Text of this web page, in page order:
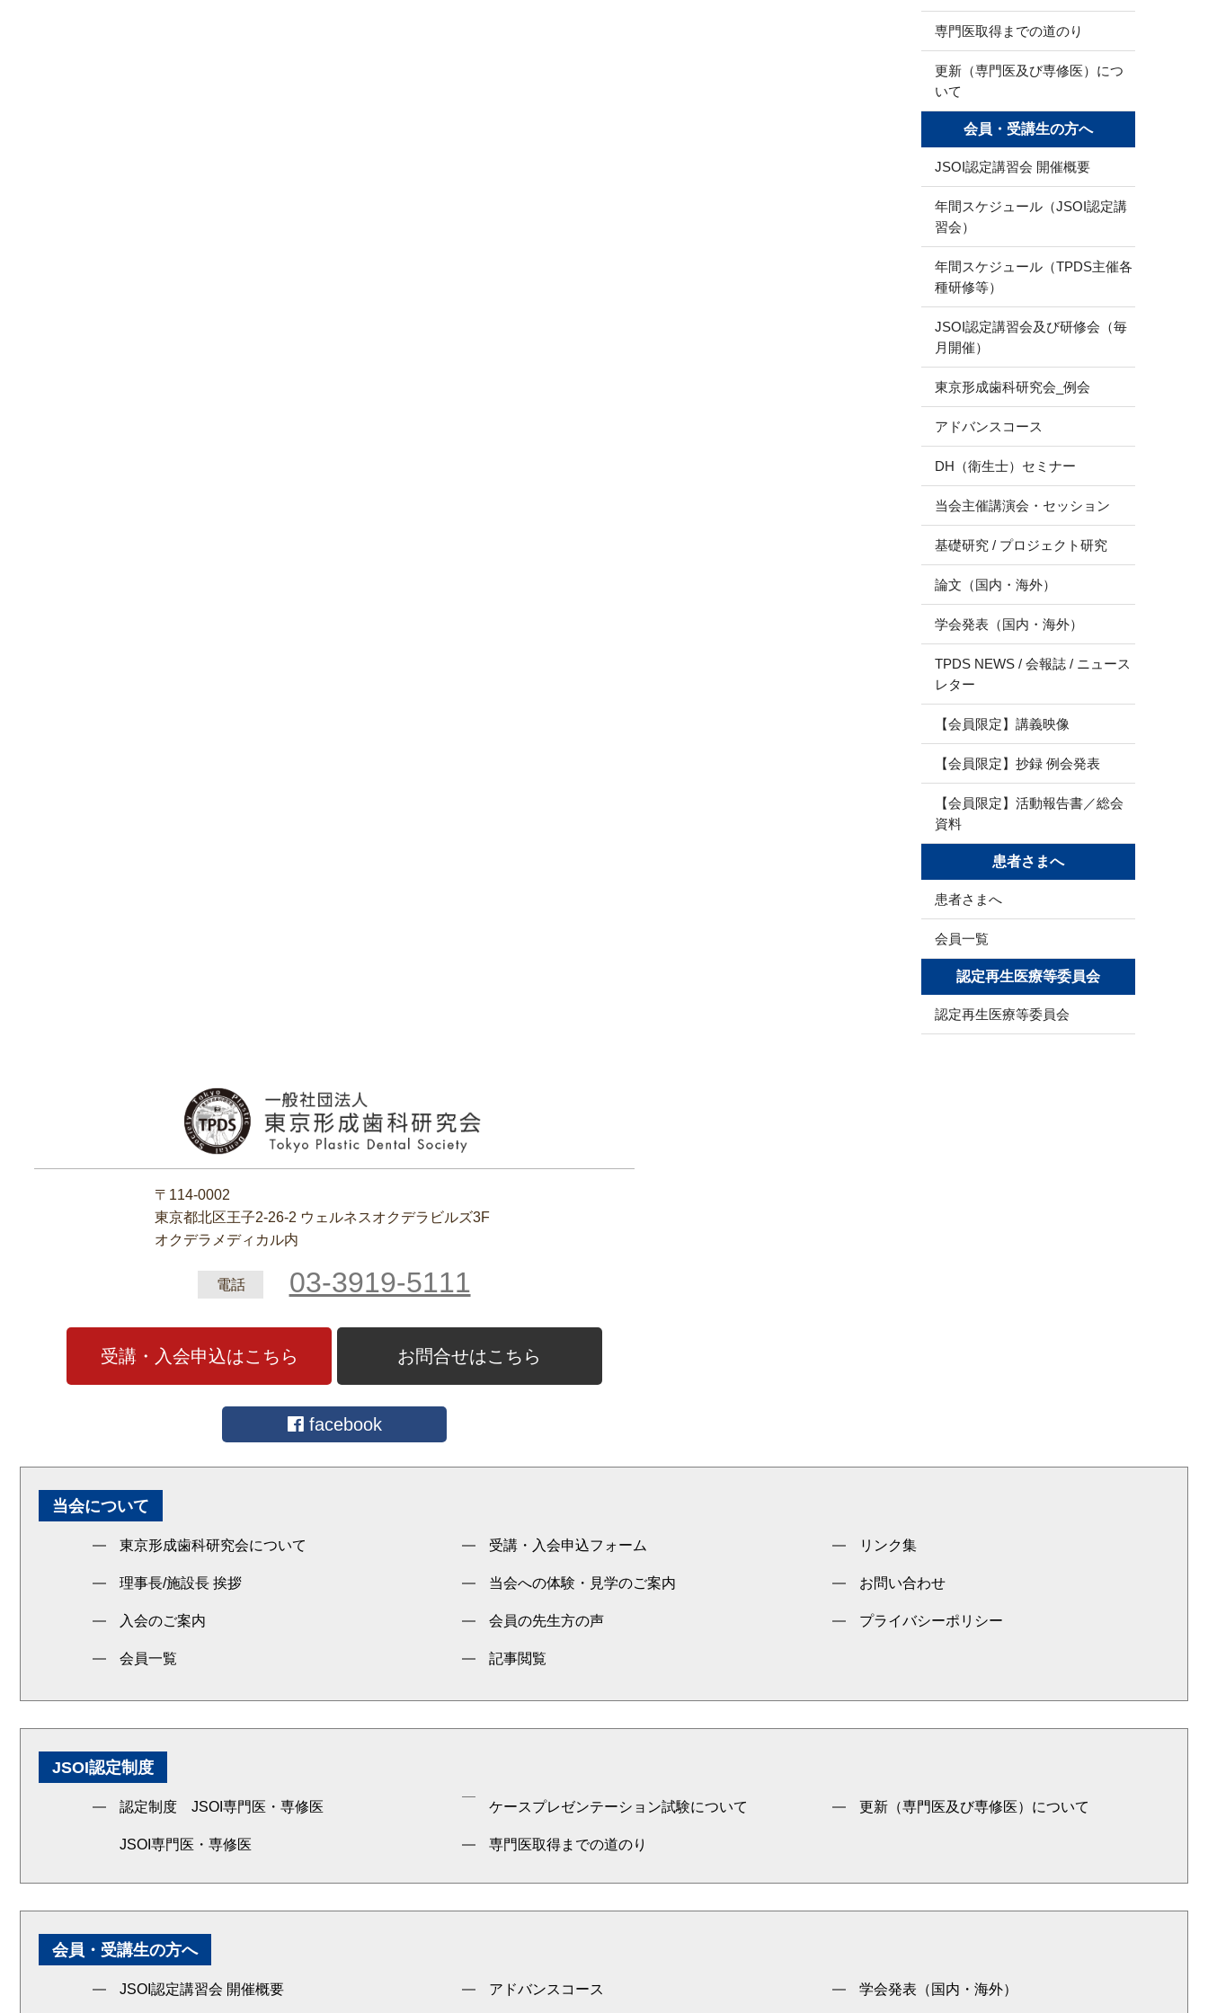
専門医取得までの道のり
更新（専門医及び専修医）につ
いて
会員・受講生の方へ
JSOI認定講習会 開催概要
年間スケジュール（JSOI認定講
習会）
年間スケジュール（TPDS主催各
種研修等）
JSOI認定講習会及び研修会（毎
月開催）
東京形成歯科研究会_例会
アドバンスコース
DH（衛生士）セミナー
当会主催講演会・セッション
基礎研究 / プロジェクト研究
論文（国内・海外）
学会発表（国内・海外）
TPDS NEWS / 会報誌 / ニュース
レター
【会員限定】講義映像
【会員限定】抄録 例会発表
【会員限定】活動報告書／総会
資料
患者さまへ
患者さまへ
会員一覧
認定再生医療等委員会
認定再生医療等委員会
〒114-0002
東京都北区王子2‐26‐2 ウェルネスオクデラビルズ3F
オクデラメディカル内
電話 03-3919-5111
受講・入会申込はこちら お問合せはこちら
facebook
当会について
東京形成歯科研究会について
理事長/施設長 挨拶
入会のご案内
会員一覧
受講・入会申込フォーム
当会への体験・見学のご案内
会員の先生方の声
記事閲覧
リンク集
お問い合わせ
プライバシーポリシー
JSOI認定制度
認定制度 JSOI専門医・専修医
JSOI専門医・専修医
ケースプレゼンテーション試験について
専門医取得までの道のり
更新（専門医及び専修医）について
会員・受講生の方へ
JSOI認定講習会 開催概要 アドバンスコース 学会発表（国内・海外）